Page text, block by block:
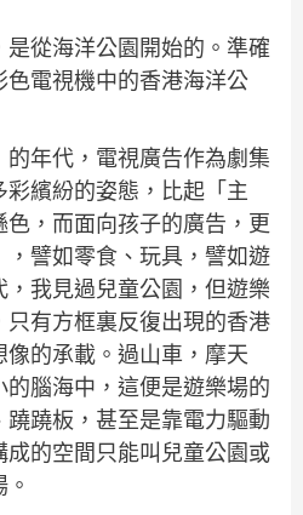
從海洋公園開始的。準確
電視機中的香港海洋公
年代，電視廣告作為劇集
繽紛的姿態，比起「主
，而面向孩子的廣告，更
譬如零食、玩具，譬如遊
我見過兒童公園，但遊樂
有方框裏反復出現的香港
的承載。過山車，摩天
腦海中，這便是遊樂場的
蹺板，甚至是靠電力驅動
的空間只能叫兒童公園或